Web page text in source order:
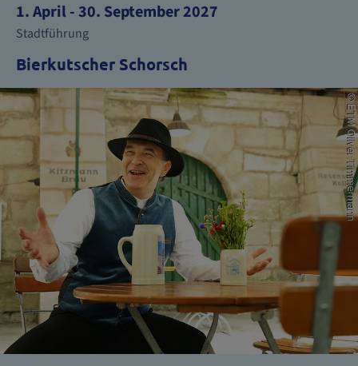
1. April - 30. September 2027
Stadtführung
Bierkutscher Schorsch